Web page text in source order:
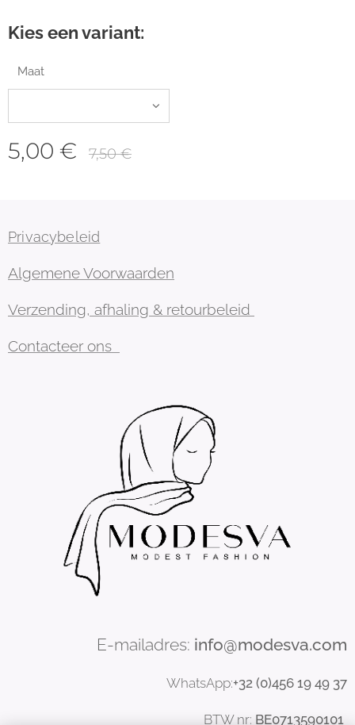
Kies een variant:
Maat
5,00 € 7,50€
Privacybeleid
Algemene Voorwaarden
Verzending, afhaling & retourbeleid
Contacteer ons
E-mailadres: info@modesva.com
WhatsApp:+32 (0)456 19 49 37
BTW nr: BE0713590101